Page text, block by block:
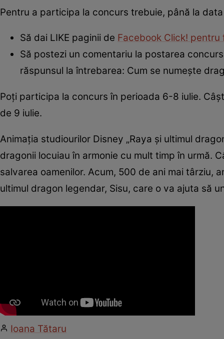
Pentru a participa la concurs trebuie, până la
Să dai LIKE paginii de Facebook Click! pentru
Să postezi un comentariu la postarea
răspunsul la întrebarea: Cum se numeşte
Poţi participa la concurs în perioada 6-8 iulie.
de 9 iulie.
Animaţia studiourilor Disney „Raya şi ultimul
dragonii locuiau în armonie cu mult timp în urmă.
salvarea oamenilor. Acum, 500 de ani mai târziu,
ultimul dragon legendar, Sisu, care o va ajuta să
Ioana Tătaru